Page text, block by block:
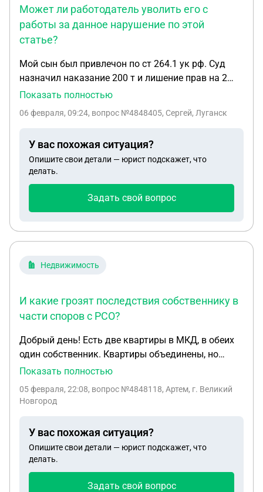
Может ли работодатель уволить его с
работы за данное нарушение по этой
статье?
Мой сын был привлечон по ст 264.1 ук рф. Суд
назначил наказание 200 т и лишение прав на 2
года. Может ли работодатель уволить его с
Роботает по трудовому договору с частной
охранник 4 разряда
Показать полностью
06 февраля, 09:24, вопрос №4848405, Сергей, Луганск
У вас похожая ситуация?
Опишите свои детали — юрист подскажет, что
делать.
Задать свой вопрос
Недвижимость
И какие грозят последствия собственнику в
части споров с РСО?
Добрый день! Есть две квартиры в МКД, в обеих
один собственник. Квартиры объединены, но
документально объединение не оформлено. В
другой автономное электрическое и
организации если ими будет обнаружено
объединение квартир. И какие грозят
последствия собственнику в части споров с РСО?
Заранее спасибо!
Показать полностью
05 февраля, 22:08, вопрос №4848118, Артем, г. Великий
Новгород
У вас похожая ситуация?
Опишите свои детали — юрист подскажет, что
делать.
Задать свой вопрос